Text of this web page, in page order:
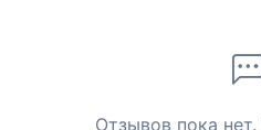
Отзывов пока